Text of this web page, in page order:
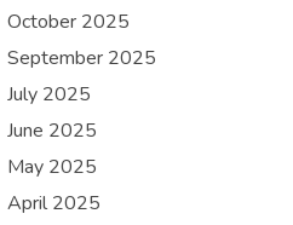
October 2025
September 2025
July 2025
June 2025
May 2025
April 2025